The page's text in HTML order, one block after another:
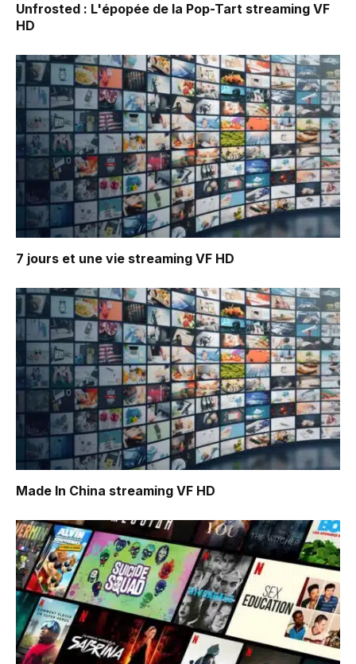
Unfrosted : L'épopée de la Pop-Tart streaming VF
HD
7 jours et une vie streaming VF HD
Made In China streaming VF HD